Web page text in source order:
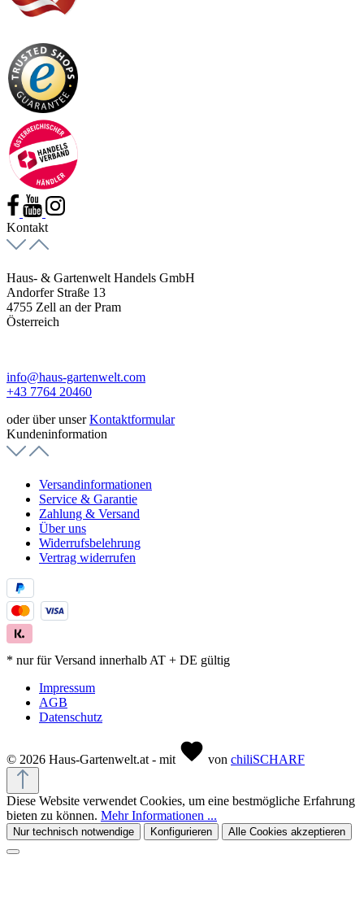
Kontakt
Haus- & Gartenwelt Handels GmbH
Andorfer Straße 13
4755 Zell an der Pram
Österreich
info@haus-gartenwelt.com
+43 7764 20460
oder über unserKontaktformular
Kundeninformation
Versandinformationen
Service & Garantie
Zahlung & Versand
Über uns
Widerrufsbelehrung
Vertrag widerrufen
* nur für Versand innerhalb AT + DE gültig
Impressum
AGB
Datenschutz
© 2026 Haus-Gartenwelt.at - mit von chiliSCHARF
Diese Website verwendet Cookies, um eine bestmögliche Erfahrung
bieten zu können. Mehr Informationen ...
Nur technisch notwendige Konfigurieren Alle Cookies akzeptieren